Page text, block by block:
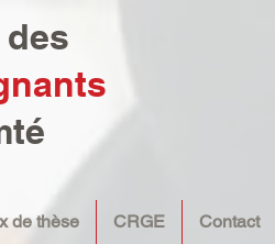
des
de thèse CRGE Contact